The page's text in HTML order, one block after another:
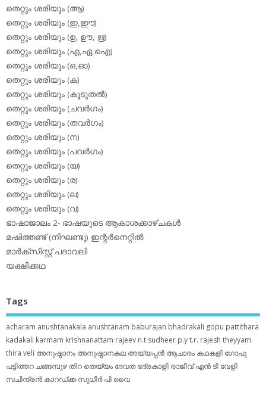
തെറ്റും ശരിയും (ആ)
തെറ്റും ശരിയും (ഇ,ഈ)
തെറ്റും ശരിയും (ഉ, ഊ, ഋ)
തെറ്റും ശരിയും (എ,ഏ,ഐ)
തെറ്റും ശരിയും (ഒ,ഓ)
തെറ്റും ശരിയും (ക)
തെറ്റും ശരിയും (കൂടുതല്‍)
തെറ്റും ശരിയും (ചവര്‍ഗം)
തെറ്റും ശരിയും (തവര്‍ഗം)
തെറ്റും ശരിയും (ന)
തെറ്റും ശരിയും (പവര്‍ഗം)
തെറ്റും ശരിയും (യ)
തെറ്റും ശരിയും (ര)
തെറ്റും ശരിയും (ല)
തെറ്റും ശരിയും (വ)
ഭാഷാജാലം 2- ഭാഷയുടെ ആകാശക്കാഴ്ചകള്‍
മഷിത്തണ്ട് (നിഘണ്ടു) ഇന്റര്‍നെറ്റില്‍
മാര്‍ക്‌സിസ്റ്റ് പദാവലി
യക്ഷിക്കഥ
Tags
acharam anushtanakala anushtanam baburajan bhadrakali gopu pattithara
kadakali karmam krishnanattam rajeev n.t sudheer p.yt.r. rajesh theyyam
thira veli അനുഷ്ഠാനം അനുഷ്ഠാനകല അയ്യപ്പന്‍ ആചാരം കഥകളി ഗോപു
പട്ടിത്തറ ചങ്ങമ്പുഴ തിറ തെയ്യം ദേവത ഭദ്രകാളി രാജീവ് എൻ ടി വേളി
സചീന്ദ്രന്‍ കാറഡ്ക്ക സുധീര്‍ പി വൈ